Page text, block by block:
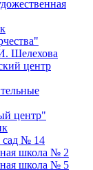
Шелехова
центр
центр"
сад № 14
школа № 2
школа № 5